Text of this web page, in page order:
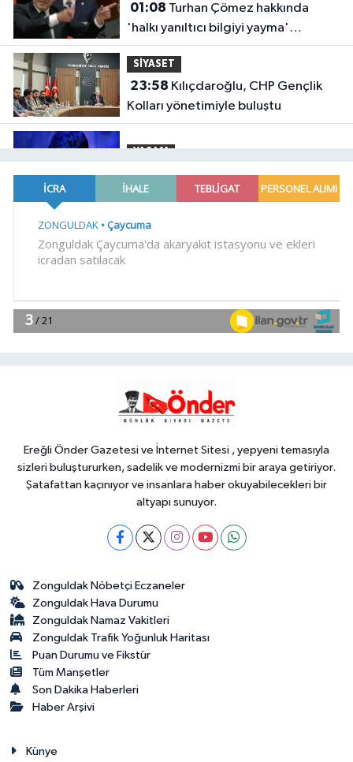
01:08
'halkı yanıltıcı bilgiyi yayma'
soruşturması
SİYASET
23:58
Kolları yönetimiyle buluştu
YAŞAM
23:54Arabesk müziğinin acı kaybı!
23:41Menderes Belediye Başkanı
23:29 Anadolu Otoyolu'nda
kamyonet çekiciye çarptı!
Ereğli Önder Gazetesi ve İnternet Sitesi , yepyeni temasıyla
sizleri buluştururken, sadelik ve modernizmi bir araya getiriyor.
Şatafattan kaçınıyor ve insanlara haber okuyabilecekleri bir
altyapı sunuyor.
Zonguldak Nöbetçi Eczaneler
Zonguldak Hava Durumu
Zonguldak Namaz Vakitleri
Zonguldak Trafik Yoğunluk Haritası
Puan Durumu ve Fikstür
Tüm Manşetler
Son Dakika Haberleri
Haber Arşivi
Künye